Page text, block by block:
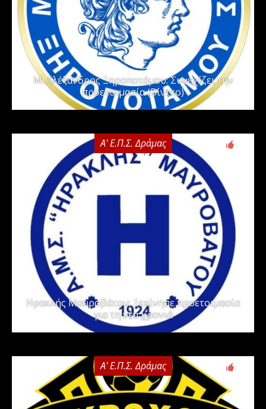
Μ. Αλέξανδρος Ξηροποτάμου: Συνεχίζει την
προετοιμασία (Βίντεο)
Α' Ε.Π.Σ. Δράμας
Ηρακλής Μαυροβάτου: Ξεκίνησε προετοιμασία
για τη νέα χρονιά
Α' Ε.Π.Σ. Δράμας